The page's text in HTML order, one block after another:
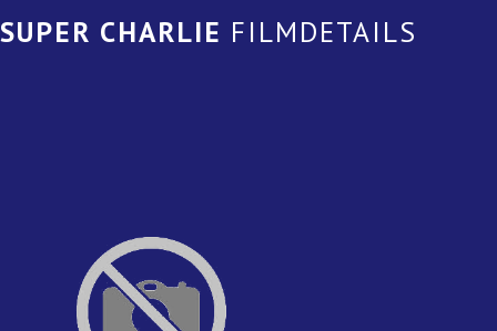
SUPER CHARLIE FILMDETAILS